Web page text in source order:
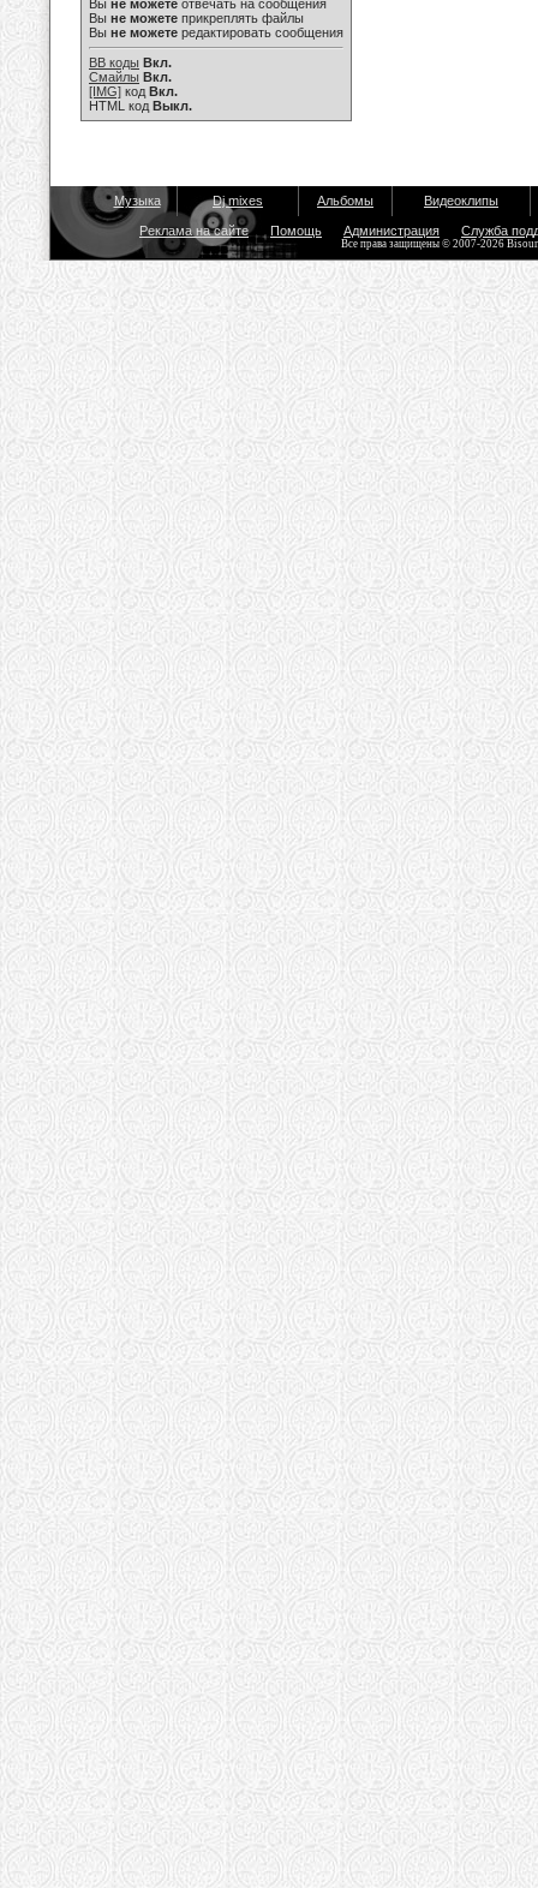
Вы не можете отвечать на сообщения
Вы не можете прикреплять файлы
Вы не можете редактировать сообщения
BB коды Вкл.
Смайлы Вкл.
[IMG] код Вкл.
HTML код Выкл.
Музыка Dj mixes Альбомы Видеоклипы
Реклама на сайте Помощь Администрация Служба
Все права защищены © 2007-2026